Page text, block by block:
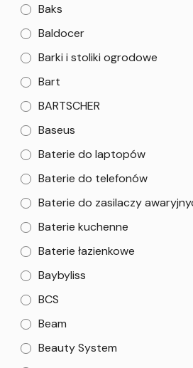
Baks
Baldocer
Barki i stoliki ogrodowe
Bart
BARTSCHER
Baseus
Baterie do laptopów
Baterie do telefonów
Baterie do zasilaczy
Baterie kuchenne
Baterie łazienkowe
Baybyliss
BCS
Beam
Beauty System